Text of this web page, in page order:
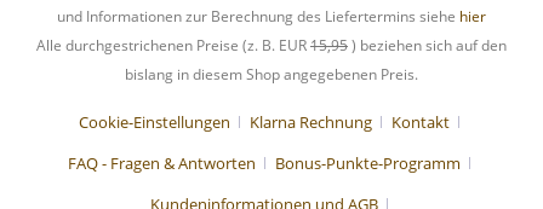
und Informationen zur Berechnung des Liefertermins siehe hier
Alle durchgestrichenen Preise (z. B. EUR15,95) beziehen sich auf den
bislang in diesem Shop angegebenen Preis.
Cookie-Einstellungen Klarna Rechnung
Kontakt
FAQ - Fragen & Antworten
Bonus-Punkte-Programm
Kundeninformationen und AGB